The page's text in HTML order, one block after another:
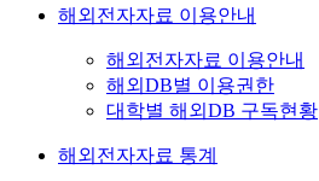
해외전자자료 이용안내
해외전자자료 이용안내
해외DB별 이용권한
대학별 해외DB 구독현황
해외전자자료 통계